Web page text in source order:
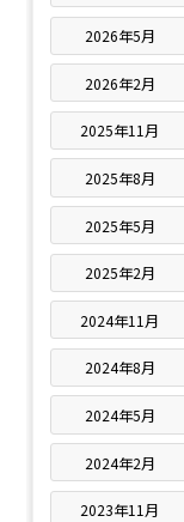
2026年5月
2026年2月
2025年11月
2025年8月
2025年5月
2025年2月
2024年11月
2024年8月
2024年5月
2024年2月
2023年11月